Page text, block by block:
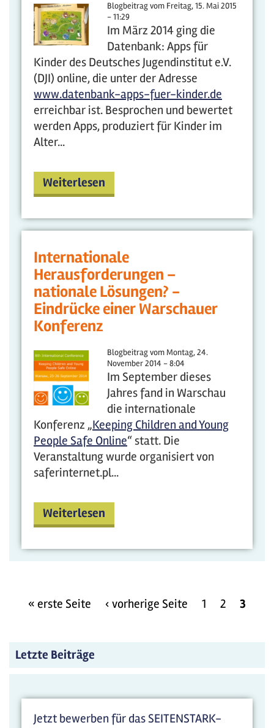
Blogbeitrag vom Freitag, 15. Mai 2015
- 11:29
Im März 2014 ging die
Datenbank: Apps für
Kinder des Deutsches Jugendinstitut e.V.
(DJI) online, die unter der Adresse
www.datenbank-apps-fuer-kinder.de
erreichbar ist. Besprochen und bewertet
werden Apps, produziert für Kinder im
Alter...
Weiterlesen
Internationale
Herausforderungen –
nationale Lösungen? -
Eindrücke einer Warschauer
Konferenz
Blogbeitrag vom Montag, 24.
November 2014 - 8:04
Im September dieses
Jahres fand in Warschau
die internationale
Konferenz „Keeping Children and Young
People Safe Online“ statt. Die
Veranstaltung wurde organisiert von
saferinternet.pl...
Weiterlesen
« erste Seite ‹ vorherige Seite 1 2 3
Letzte Beiträge
Jetzt bewerben für das SEITENSTARK-